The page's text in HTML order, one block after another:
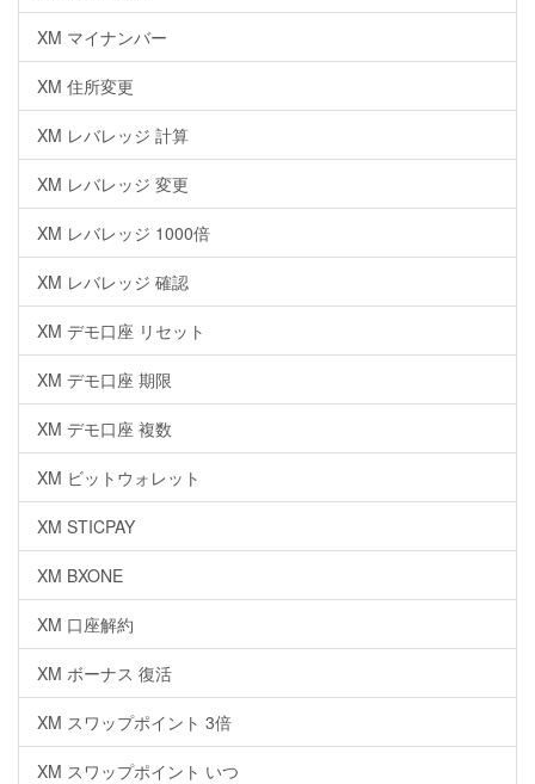
XM マイナンバー
XM 住所変更
XM レバレッジ 計算
XM レバレッジ 変更
XM レバレッジ 1000倍
XM レバレッジ 確認
XM デモ口座 リセット
XM デモ口座 期限
XM デモ口座 複数
XM ビットウォレット
XM STICPAY
XM BXONE
XM 口座解約
XM ボーナス 復活
XM スワップポイント 3倍
XM スワップポイント いつ